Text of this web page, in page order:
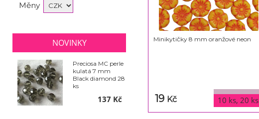
Minikytičky 8 mm oranžové neon
varianty
10 ks, 20 ks
19 Kč
Měny
NOVINKY
Preciosa MC perle
kulatá 7 mm
Black diamond 28
ks
137 Kč